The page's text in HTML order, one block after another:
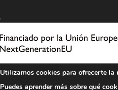
Utilizamos cookies para ofrecerte la
Puedes aprender más sobre qué